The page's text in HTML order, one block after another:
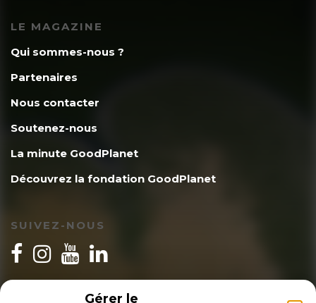
Gérer le
LE MAGAZINE
Qui sommes-nous ?
Partenaires
Nous contacter
Soutenez-nous
La minute GoodPlanet
Découvrez la fondation GoodPlanet
SUIVEZ-NOUS
INSCRIPTION NEWSLETTER